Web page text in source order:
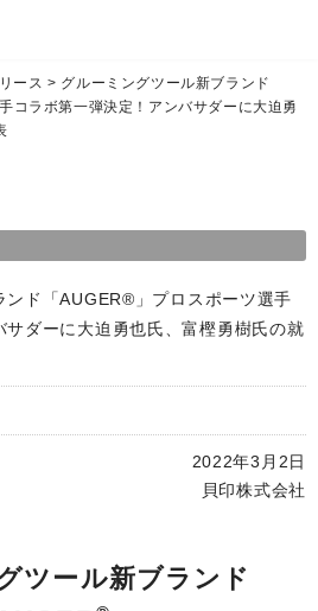
ース > グルーミングツール新ブランド
コラボ第一弾決定！アンバサダーに大迫勇
ンド「AUGER®」プロスポーツ選手
サダーに大迫勇也氏、富樫勇樹氏の就
2022年3月2日
貝印株式会社
ツール新ブランド